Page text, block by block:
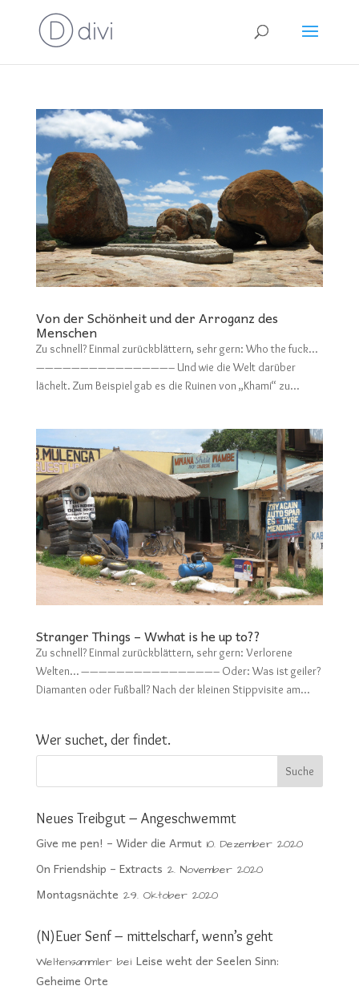
Von der Schönheit und der Arroganz des
Menschen
Zu schnell? Einmal zurückblättern, sehr gern: Who the fuck…
———————————————– Und wie die Welt darüber
lächelt. Zum Beispiel gab es die Ruinen von „Khami“ zu...
Stranger Things – Wwhat is he up to??
Zu schnell? Einmal zurückblättern, sehr gern: Verlorene
Welten… ———————————————– Oder: Was ist geiler?
Diamanten oder Fußball? Nach der kleinen Stippvisite am...
Wer suchet, der findet.
Neues Treibgut – Angeschwemmt
Give me pen! – Wider die Armut 10. Dezember 2020
On Friendship – Extracts 2. November 2020
Montagsnächte 29. Oktober 2020
(N)Euer Senf – mittelscharf, wenn’s geht
Weltensammlerbei Leise weht der Seelen Sinn:
Geheime Orte